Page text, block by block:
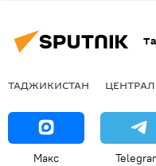
ТАДЖИКИСТАН
Макс